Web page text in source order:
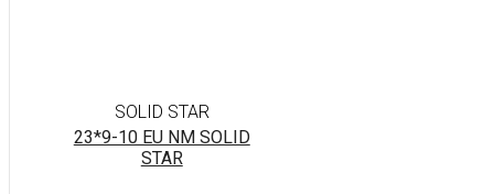
SOLID STAR
23*9-10 EU NM SOLID
STAR